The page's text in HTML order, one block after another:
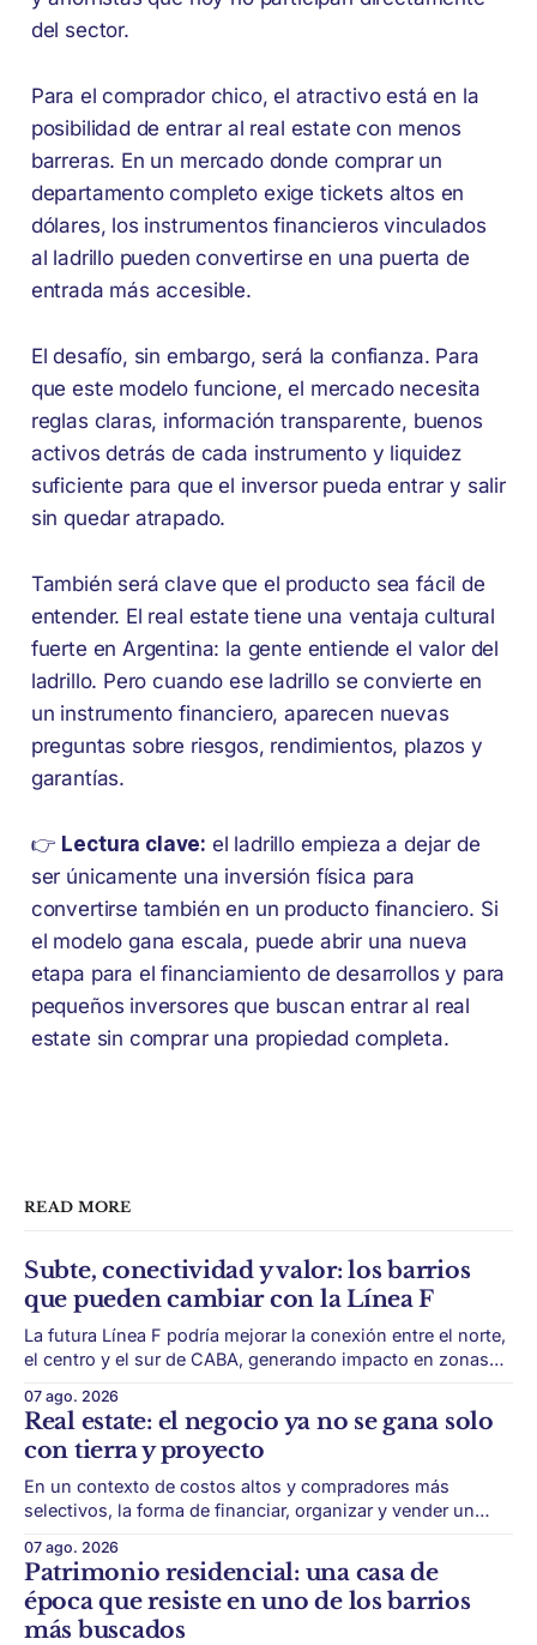
del sector.
Para el comprador chico, el atractivo está en la
posibilidad de entrar al real estate con menos
barreras. En un mercado donde comprar un
departamento completo exige tickets altos en
dólares, los instrumentos financieros vinculados
al ladrillo pueden convertirse en una puerta de
entrada más accesible.
El desafío, sin embargo, será la confianza. Para
que este modelo funcione, el mercado necesita
reglas claras, información transparente, buenos
activos detrás de cada instrumento y liquidez
suficiente para que el inversor pueda entrar y salir
sin quedar atrapado.
También será clave que el producto sea fácil de
entender. El real estate tiene una ventaja cultural
fuerte en Argentina: la gente entiende el valor del
ladrillo. Pero cuando ese ladrillo se convierte en
un instrumento financiero, aparecen nuevas
preguntas sobre riesgos, rendimientos, plazos y
garantías.
👉 Lectura clave: el ladrillo empieza a dejar de
ser únicamente una inversión física para
convertirse también en un producto financiero. Si
el modelo gana escala, puede abrir una nueva
etapa para el financiamiento de desarrollos y para
pequeños inversores que buscan entrar al real
estate sin comprar una propiedad completa.
READ MORE
Subte, conectividad y valor: los barrios
que pueden cambiar con la Línea F
La futura Línea F podría mejorar la conexión entre el norte,
el centro y el sur de CABA, generando impacto en zonas
transporte puede cambiar el mapa inmobiliario de una
ciudad. La futura Línea F del subte busca mejorar la
conexión
07 ago. 2026
Real estate: el negocio ya no se gana solo
con tierra y proyecto
En un contexto de costos altos y compradores más
selectivos, la forma de financiar, organizar y vender un
éxito de un desarrollo inmobiliario ya no depende solo de
conseguir un buen terreno. En un mercado más exigente,
la estructura financiera, legal
07 ago. 2026
Patrimonio residencial: una casa de
época que resiste en uno de los barrios
más buscados